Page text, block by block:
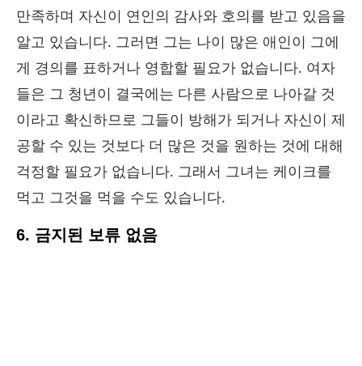
만족하며 자신이 연인의 감사와 호의를 받고 있음을
알고 있습니다. 그러면 그는 나이 많은 애인이 그에
게 경의를 표하거나 영합할 필요가 없습니다. 여자
들은 그 청년이 결국에는 다른 사람으로 나아갈 것
이라고 확신하므로 그들이 방해가 되거나 자신이 제
공할 수 있는 것보다 더 많은 것을 원하는 것에 대해
걱정할 필요가 없습니다. 그래서 그녀는 케이크를
먹고 그것을 먹을 수도 있습니다.
6. 금지된 보류 없음